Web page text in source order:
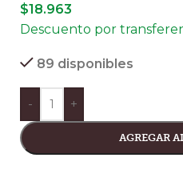
$18.963
Descuento por
89 disponibles
- +
AGREGAR